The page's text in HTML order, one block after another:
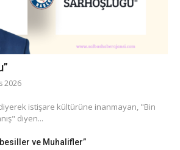
2026
istişare kültürüne inanmayan, "Bin
diyen...
ve Muhalifler”